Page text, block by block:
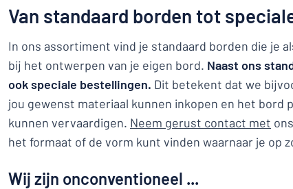
Consument / Bedrijf
Van standaard borden tot
In ons assortiment vind je standaard borden die je
bij het ontwerpen van je eigen bord. Naast ons
ook speciale bestellingen. Dit betekent dat we
jou gewenst materiaal kunnen inkopen en het bord
kunnen vervaardigen. Neem gerust contact met
het formaat of de vorm kunt vinden waarnaar je op
Wij zijn onconventioneel ...